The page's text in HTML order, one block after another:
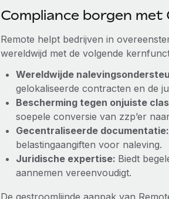
Compliance borgen
Remote helpt bedrijven in
wereldwijd met de volgende
Wereldwijde
gelokaliseerde contracten en de
Bescherming tegen onjuiste
soepele conversie van zzp’er
Gecentraliseerde documentatie:
belastingaangiften voor naleving.
Juridische expertise: Biedt
aannemen vereenvoudigt.
De gestroomlijnde aanpak van